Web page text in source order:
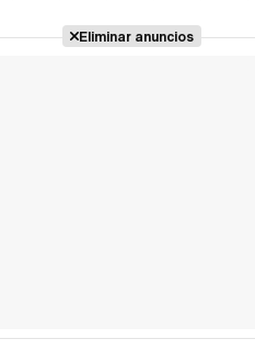
Eliminar anuncios